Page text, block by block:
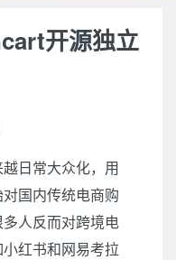
开源独立
日常大众化，用
国内传统电商购
人反而对跨境电
红书和网易考拉